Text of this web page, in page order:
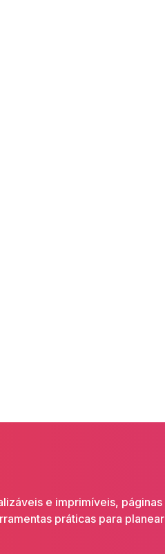
e imprimíveis, páginas
práticas para planear